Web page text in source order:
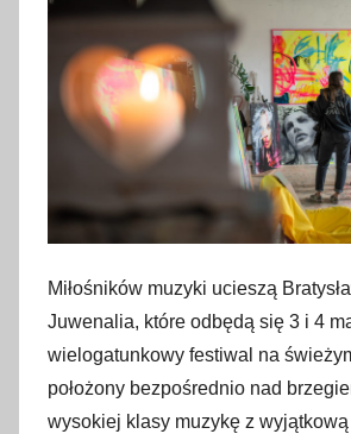
Miłośników muzyki ucieszą
Juwenalia, które odbędą się 3 i 4
wielogatunkowy festiwal na
położony bezpośrednio nad
wysokiej klasy muzykę z